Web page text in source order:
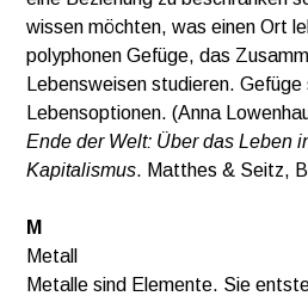
wissen möchten, was einen Ort
polyphonen Gefüge, das
Lebensweisen studieren.
Lebensoptionen. (Anna
Ende der Welt: Über das Leben
Kapitalismus. Matthes & Seitz,
M
Metall
Metalle sind Elemente. Sie